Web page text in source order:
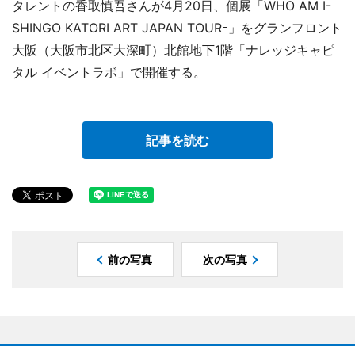
タレントの香取慎吾さんが4月20日、個展「WHO AM I-
SHINGO KATORI ART JAPAN TOURｰ」をグランフロント
大阪（大阪市北区大深町）北館地下1階「ナレッジキャピ
タル イベントラボ」で開催する。
記事を読む
前の写真 次の写真